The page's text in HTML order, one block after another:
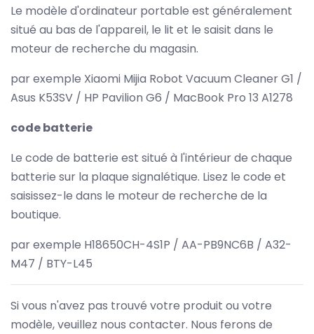
Le modèle d'ordinateur portable est généralement
situé au bas de l'appareil, le lit et le saisit dans le
moteur de recherche du magasin.
par exemple Xiaomi Mijia Robot Vacuum Cleaner G1 /
Asus K53SV / HP Pavilion G6 / MacBook Pro 13 A1278
code batterie
Le code de batterie est situé à l'intérieur de chaque
batterie sur la plaque signalétique. Lisez le code et
saisissez-le dans le moteur de recherche de la
boutique.
par exemple H18650CH-4S1P / AA-PB9NC6B / A32-
M47 / BTY-L45
Si vous n'avez pas trouvé votre produit ou votre
modèle, veuillez nous contacter. Nous ferons de